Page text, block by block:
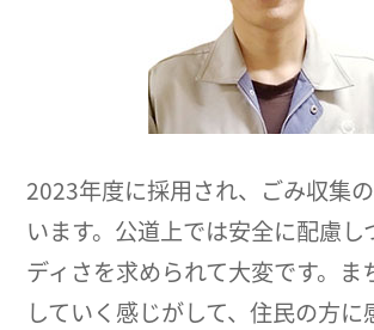
2023年度に採用され、ごみ収集
います。公道上では安全に配慮し
ディさを求められて大変です。ま
していく感じがして、住民の方に